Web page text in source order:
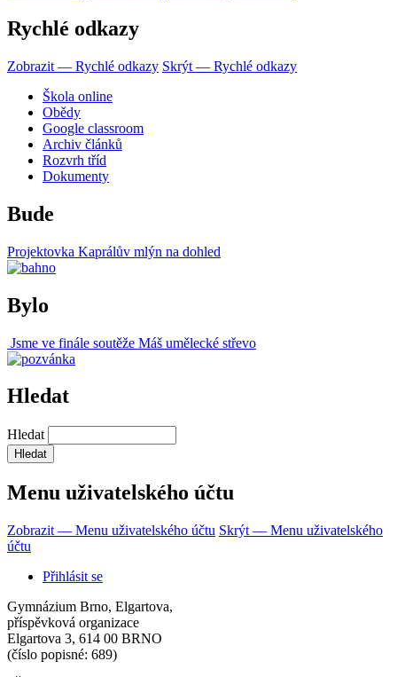
Rychlé odkazy
Zobrazit — Rychlé odkazy Skrýt — Rychlé odkazy
Škola online
Obědy
Google classroom
Archiv článků
Rozvrh tříd
Dokumenty
Bude
Projektovka Kaprálův mlýn na dohled
Bylo
Jsme ve finále soutěže Máš umělecké střevo
Hledat
Hledat
Menu uživatelského účtu
Zobrazit — Menu uživatelského účtu Skrýt — Menu uživatelského
účtu
Přihlásit se
Gymnázium Brno, Elgartova,
příspěvková organizace
Elgartova 3, 614 00 BRNO
(číslo popisné: 689)